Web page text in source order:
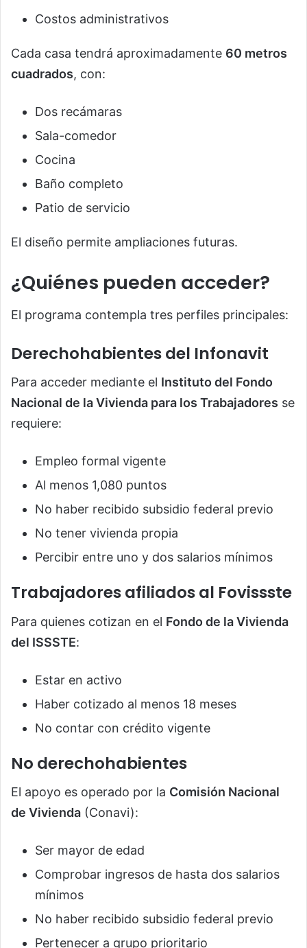
Costos administrativos
Cada casa tendrá aproximadamente 60 metros
cuadrados, con:
Dos recámaras
Sala-comedor
Cocina
Baño completo
Patio de servicio
El diseño permite ampliaciones futuras.
¿Quiénes pueden acceder?
El programa contempla tres perfiles principales:
Derechohabientes del Infonavit
Para acceder mediante el Instituto del Fondo
Nacional de la Vivienda para los Trabajadores se
requiere:
Empleo formal vigente
Al menos 1,080 puntos
No haber recibido subsidio federal previo
No tener vivienda propia
Percibir entre uno y dos salarios mínimos
Trabajadores afiliados al Fovissste
Para quienes cotizan en el Fondo de la Vivienda
del ISSSTE:
Estar en activo
Haber cotizado al menos 18 meses
No contar con crédito vigente
No derechohabientes
El apoyo es operado por la Comisión Nacional
de Vivienda (Conavi):
Ser mayor de edad
Comprobar ingresos de hasta dos salarios
mínimos
No haber recibido subsidio federal previo
Pertenecer a grupo prioritario